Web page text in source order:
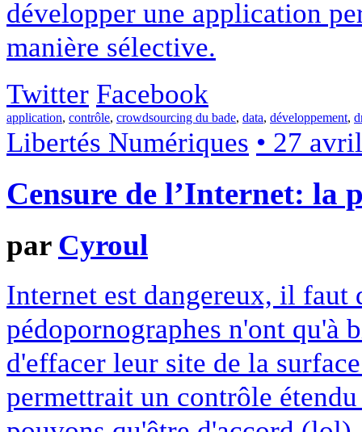
développer une application
manière sélective.
Twitter Facebook
application, contrôle, crowdsourcing du bade, data, développement,
Libertés Numériques • 27
Censure de l’Internet: la
par Cyroul
Internet est dangereux, il faut
pédopornographes n'ont qu'à
d'effacer leur site de la
permettrait un contrôle